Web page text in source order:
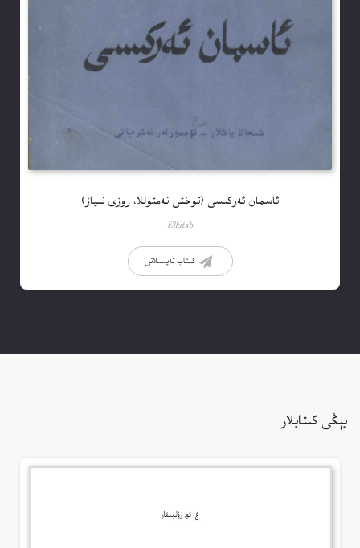
ئاسمان ئەركىسى (توختى نەمتۇللا، روزى نىياز)
Elkitab
كىتاب تەپسىلاتى
يېڭى كىتابلار